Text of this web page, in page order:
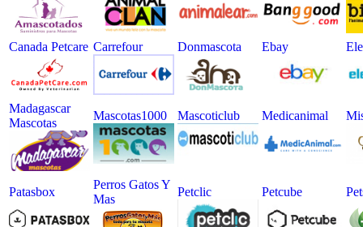
Canada Petcare Carrefour Donmascota Ebay
Madagascar
Mascotas
Mascotas1000 Mascoticlub Medicanimal
Patasbox
Perros Gatos Y
Mas
Petclic Petcube